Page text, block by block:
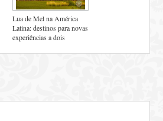
Lua de Mel na América
Latina: destinos para novas
experiências a dois